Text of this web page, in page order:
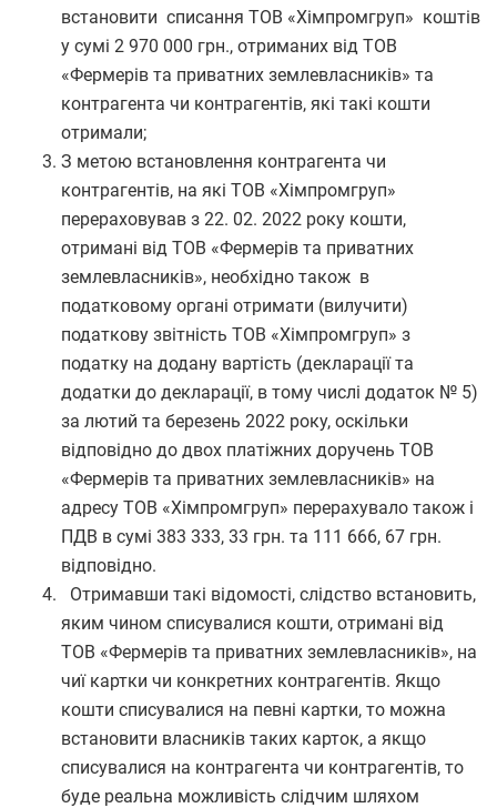
встановити списання ТОВ «Хімпромгруп» коштів
у сумі 2 970 000 грн., отриманих від ТОВ
«Фермерів та приватних землевласників» та
контрагента чи контрагентів, які такі кошти
отримали;
З метою встановлення контрагента чи
контрагентів, на які ТОВ «Хімпромгруп»
перераховував з 22. 02. 2022 року кошти,
отримані від ТОВ «Фермерів та приватних
землевласників», необхідно також в
податковому органі отримати (вилучити)
податкову звітність ТОВ «Хімпромгруп» з
податку на додану вартість (декларації та
додатки до декларації, в тому числі додаток № 5)
за лютий та березень 2022 року, оскільки
відповідно до двох платіжних доручень ТОВ
«Фермерів та приватних землевласників» на
адресу ТОВ «Хімпромгруп» перерахувало також і
ПДВ в сумі 383 333, 33 грн. та 111 666, 67 грн.
відповідно.
Отримавши такі відомості, слідство встановить,
яким чином списувалися кошти, отримані від
ТОВ «Фермерів та приватних землевласників», на
чиї картки чи конкретних контрагентів. Якщо
кошти списувалися на певні картки, то можна
встановити власників таких карток, а якщо
списувалися на контрагента чи контрагентів, то
буде реальна можливість слідчим шляхом